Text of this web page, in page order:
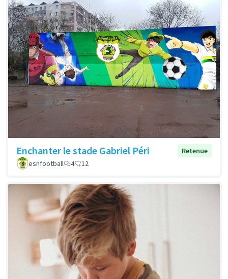
Enchanter le stade Gabriel Péri
Retenue
esnfootball
4 12